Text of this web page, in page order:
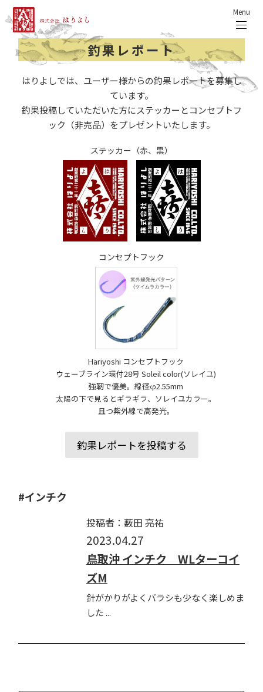
Menu
釣果レポート
はりよしでは、ユーザー様からの釣果レポートを募集し
ています。
釣果投稿していただいた方にステッカーとコンセプトフ
ック（非売品）をプレゼントいたします。
ステッカー（赤、黒）
コンセプトフック
Hariyoshi コンセプトフック
ウェーブライン環付28号 Soleil color(ソレイユ)
強靭で優美。線径φ2.55mm
太陽の下で見るとギラギラ、ソレイユカラー。
且つ紫外線で高発光。
釣果レポートを投稿する
#インチク
投稿者：薮田 亮祐
2023.04.27
鳥取沖 インチク WLターコイ
ズM
針がかりがよくバラシも少なく楽しめま
した ...